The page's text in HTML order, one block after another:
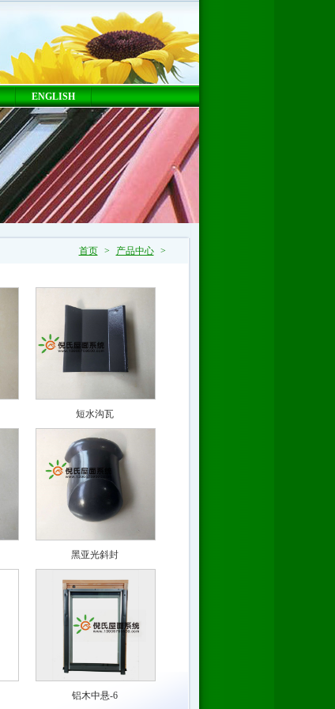
ENGLISH
首页 > 产品中心 >
短水沟瓦
黑亚光斜封
铝木中悬-6